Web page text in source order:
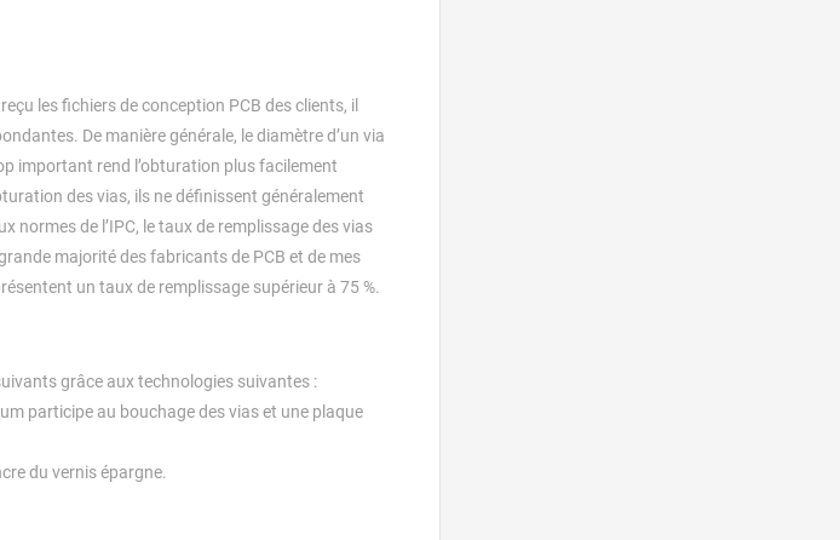
les fichiers de conception PCB des clients, il
De manière générale, le diamètre d’un via
important rend l’obturation plus facilement
des vias, ils ne définissent généralement
normes de l’IPC, le taux de remplissage des vias
majorité des fabricants de PCB et de mes
un taux de remplissage supérieur à 75 %.
grâce aux technologies suivantes :
participe au bouchage des vias et une plaque
du vernis épargne.